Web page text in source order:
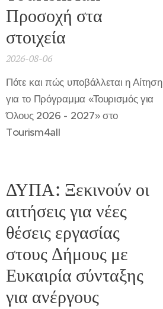
Προσοχή στα
στοιχεία
2026-08-06
Πότε και πώς υποβάλλεται η Αίτηση
για το Πρόγραμμα «Τουρισμός για
Όλους 2026 - 2027» στο
Tourism4all
ΔΥΠΑ: Ξεκινούν οι
αιτήσεις για νέες
θέσεις εργασίας
στους Δήμους με
Ευκαιρία σύνταξης
για ανέργους